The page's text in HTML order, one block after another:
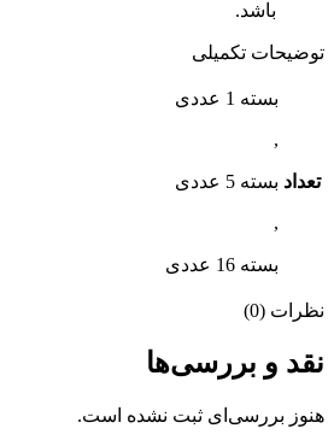
باشد.
توضیحات تکمیلی
تعداد
بسته 1 عددی
,
بسته 5 عددی
,
بسته 16 عددی
نظرات (0)
نقد و بررسی‌ها
هنوز بررسی‌ای ثبت نشده است.